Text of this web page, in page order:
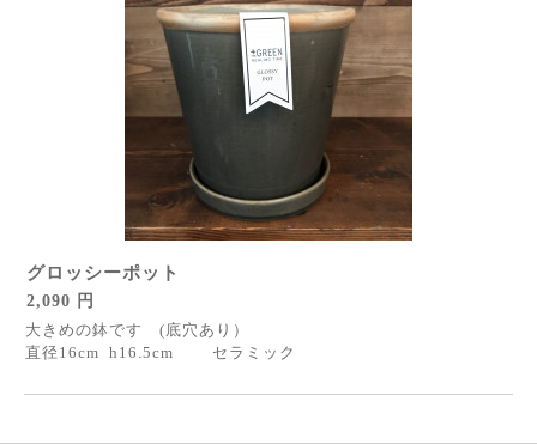
グロッシーポット
2,090 円
大きめの鉢です (底穴あり）
直径16cm h16.5cm セラミック